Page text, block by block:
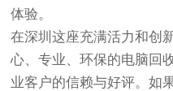
体验。
在深圳这座充满活力和创
心、专业、环保的电脑回
业客户的信赖与好评。如